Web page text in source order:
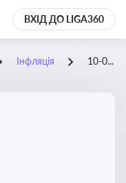
ВХІД ДО LIGA360
Інфляція 10-01-2026